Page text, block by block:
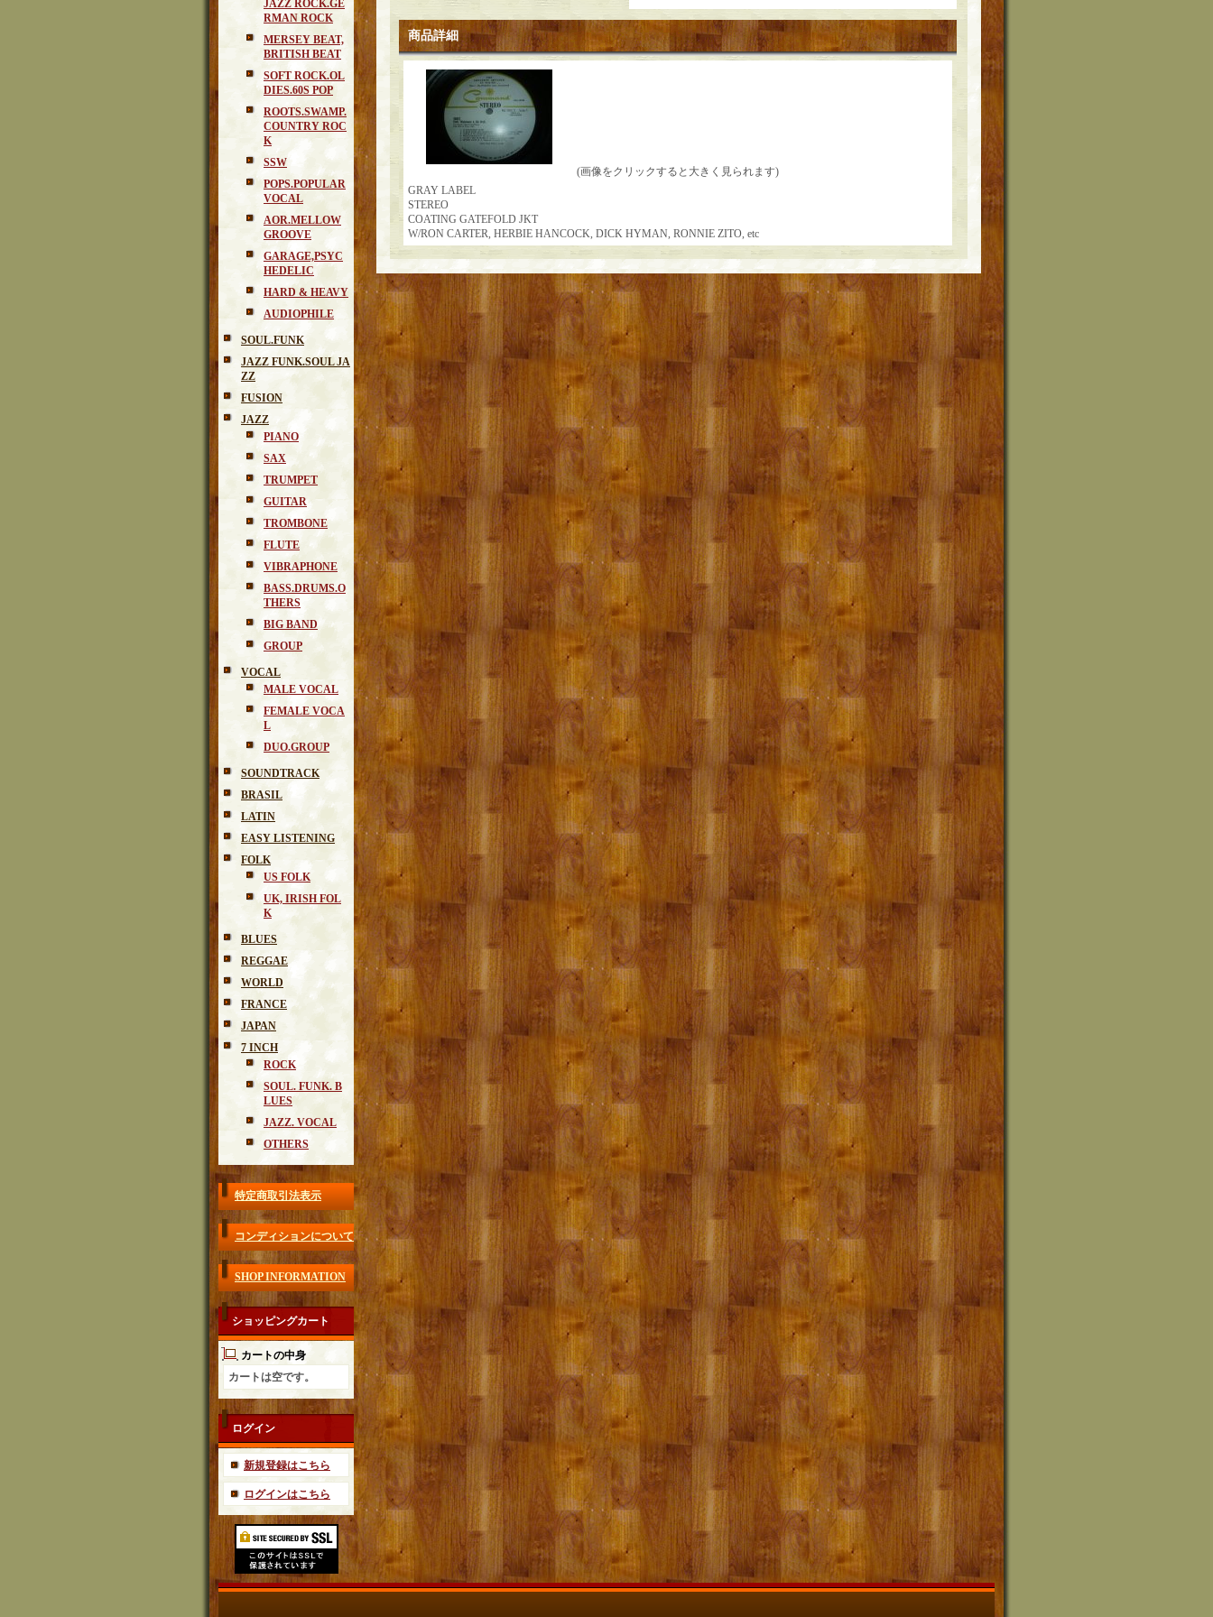
JAZZ ROCK.GE
RMAN ROCK
MERSEY BEAT,
BRITISH BEAT
SOFT ROCK.OL
DIES.60S POP
ROOTS.SWAMP.
COUNTRY ROC
K
SSW
POPS.POPULAR
VOCAL
AOR.MELLOW
GROOVE
GARAGE,PSYC
HEDELIC
HARD & HEAVY
AUDIOPHILE
SOUL.FUNK
JAZZ FUNK.SOUL JA
ZZ
FUSION
JAZZ
PIANO
SAX
TRUMPET
GUITAR
TROMBONE
FLUTE
VIBRAPHONE
BASS.DRUMS.O
THERS
BIG BAND
GROUP
VOCAL
MALE VOCAL
FEMALE VOCA
L
DUO.GROUP
SOUNDTRACK
BRASIL
LATIN
EASY LISTENING
FOLK
US FOLK
UK, IRISH FOL
K
BLUES
REGGAE
WORLD
FRANCE
JAPAN
7 INCH
ROCK
SOUL. FUNK. B
LUES
JAZZ. VOCAL
OTHERS
特定商取引法表示
コンディションについて
SHOP INFORMATION
ショッピングカート
カートの中身
カートは空です。
ログイン
新規登録はこちら
ログインはこちら
商品詳細
(画像をクリックすると大きく見られます)
GRAY LABEL
STEREO
COATING GATEFOLD JKT
W/RON CARTER, HERBIE HANCOCK, DICK HYMAN, RONNIE ZITO, etc